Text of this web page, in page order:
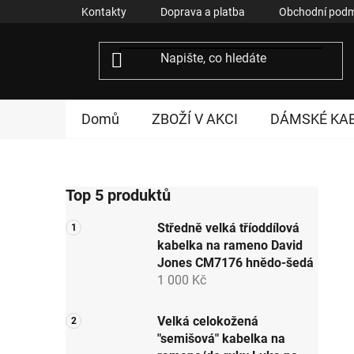
Kontakty Doprava a platba Obchodní
Domů ZBOŽÍ V AKCI DÁMSKÉ
o
s
t
n
Top 5 produktů
Středně velká tříoddílová
kabelka na rameno David
Jones CM7176 hnědo-šedá
1 000 Kč
Velká celokožená
"semišová" kabelka na